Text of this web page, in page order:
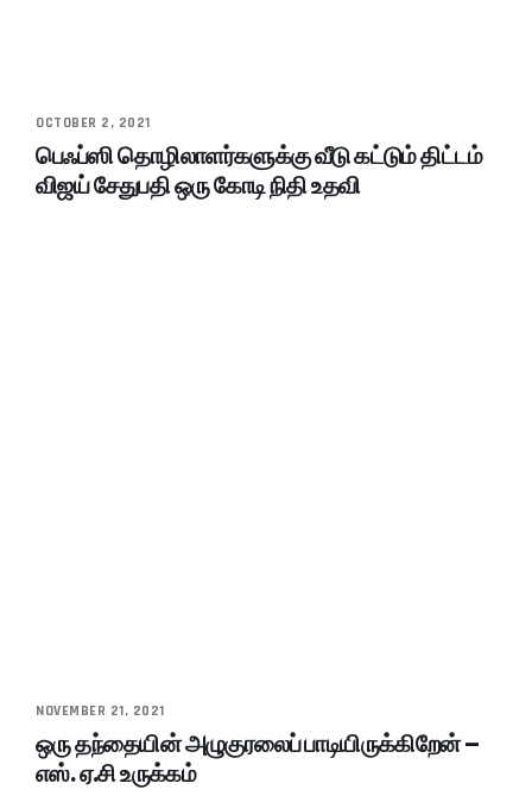
OCTOBER 2, 2021
பெஃப்ஸி தொழிலாளர்களுக்கு வீடு கட்டும் திட்டம்
விஜய் சேதுபதி ஒரு கோடி நிதி உதவி
NOVEMBER 21, 2021
ஒரு தந்தையின் அழுகுரலைப் பாடியிருக்கிறேன் –
எஸ். ஏ.சி உருக்கம்